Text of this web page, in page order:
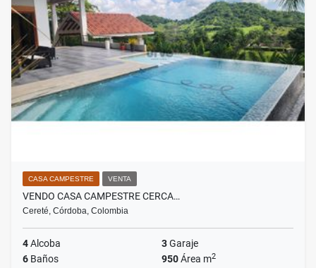
CASA CAMPESTRE VENTA
VENDO CASA CAMPESTRE CERCA…
Cereté, Córdoba, Colombia
4Alcoba 3Garaje
6 Baños 950Área m2